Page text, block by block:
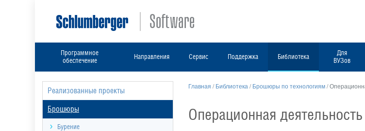
Программное
обеспечение
Направления Сервис Поддержка Библиотека
Для
ВУЗов
Реализованные проекты
Брошюры
Бурение
Главная /Библиотека/Брошюры по технологиям/
Операционная